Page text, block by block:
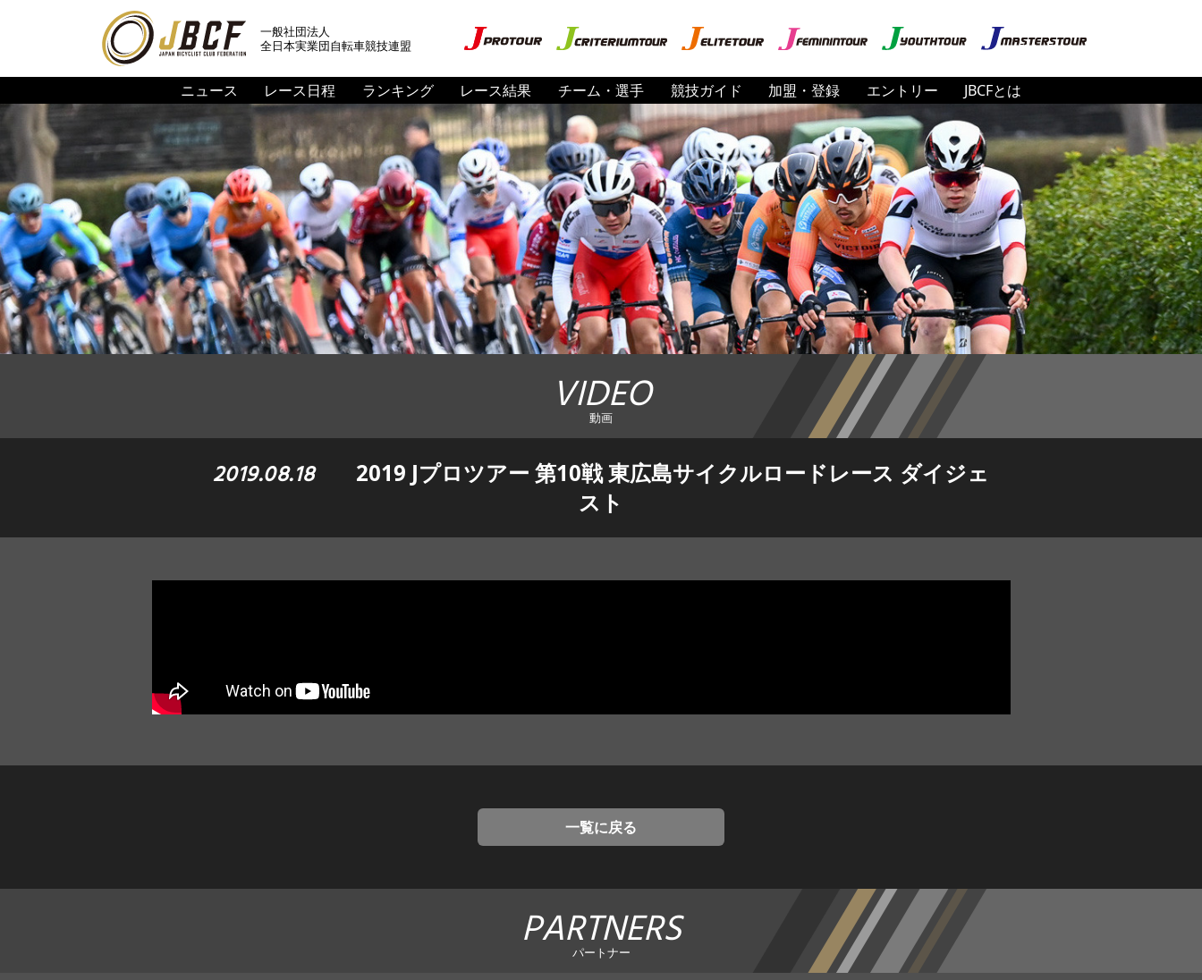
一般社団法人
全日本実業団自転車競技連盟
ニュース レース日程 ランキング レース結果 チーム・選手 競技ガイド 加盟・登録 エントリー JBCFとは
VIDEO
動画
2019.08.18
2019 Jプロツアー 第10戦 東広島サイクルロードレース ダイジェ
スト
一覧に戻る
PARTNERS
パートナー